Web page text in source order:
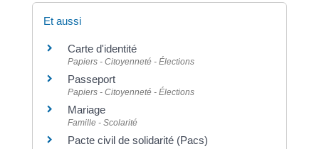
Et aussi
Carte d'identité
Papiers - Citoyenneté - Élections
Passeport
Papiers - Citoyenneté - Élections
Mariage
Famille - Scolarité
Pacte civil de solidarité (Pacs)